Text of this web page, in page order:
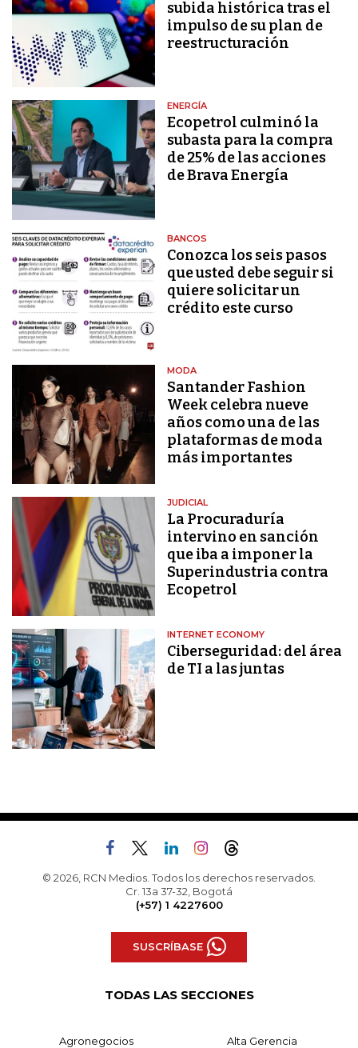
subida histórica tras el
impulso de su plan de
reestructuración
ENERGÍA
Ecopetrol culminó la
subasta para la compra
de 25% de las acciones
de Brava Energía
BANCOS
Conozca los seis pasos
que usted debe seguir si
quiere solicitar un
crédito este curso
MODA
Santander Fashion
Week celebra nueve
años como una de las
plataformas de moda
más importantes
JUDICIAL
La Procuraduría
intervino en sanción
que iba a imponer la
Superindustria contra
Ecopetrol
INTERNET ECONOMY
Ciberseguridad: del área
de TI a las juntas
© 2026, RCN Medios. Todos los derechos reservados.
Cr. 13a 37-32, Bogotá
(+57) 1 4227600
SUSCRÍBASE
TODAS LAS SECCIONES
Agronegocios Alta Gerencia